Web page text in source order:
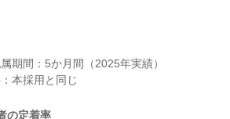
期間：5か月間（2025年実績）
の定着率